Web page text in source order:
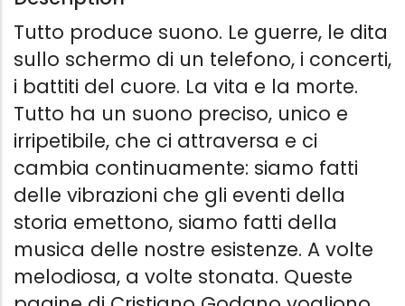
Tutto produce suono. Le guerre, le dita
sullo schermo di un telefono, i concerti,
i battiti del cuore. La vita e la morte.
Tutto ha un suono preciso, unico e
irripetibile, che ci attraversa e ci
cambia continuamente: siamo fatti
delle vibrazioni che gli eventi della
storia emettono, siamo fatti della
musica delle nostre esistenze. A volte
melodiosa, a volte stonata. Queste